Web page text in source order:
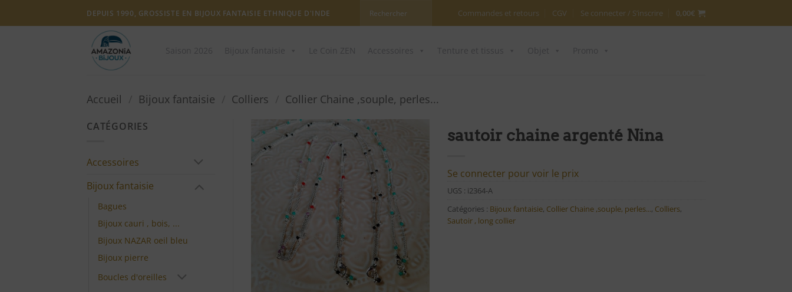
DEPUIS 1990, GROSSISTE EN BIJOUX FANTAISIE ETHNIQUE D'INDE Commandes et retours CGV Se connecter / S’inscrire 0,00€
Accueil Bijoux fantaisie Colliers Collier Chaine ,souple, perles...
CATÉGORIES
Accessoires
Bijoux fantaisie
Bagues
Bijoux cauri , bois, ...
Bijoux NAZAR oeil bleu
Bijoux pierre
Boucles d'oreilles
d'envies
sautoir chaine argenté Nina
Se connecter pour voir le prix
UGS : i2364-A
Catégories : Bijoux fantaisie, Collier Chaine ,souple, perles..., Colliers,
Sautoir , long collier